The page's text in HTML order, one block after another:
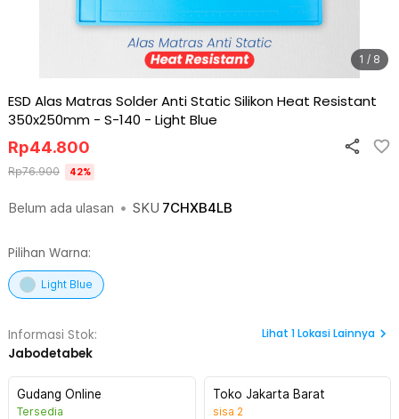
1 / 8
ESD Alas Matras Solder Anti Static Silikon Heat Resistant
350x250mm - S-140 - Light Blue
Belum ada ulasan • SKU 7CHXB4LB
Rp44.800
Rp76.900 42%
Pilihan Warna:
Light Blue
Informasi Stok:
Jabodetabek
Lihat 1Lokasi Lainnya
Gudang Online
Tersedia
Toko Jakarta Barat
sisa 2